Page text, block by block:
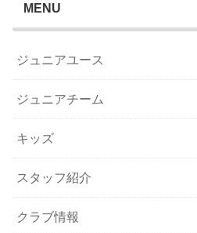
MENU
ジュニアユース
ジュニアチーム
キッズ
スタッフ紹介
クラブ情報